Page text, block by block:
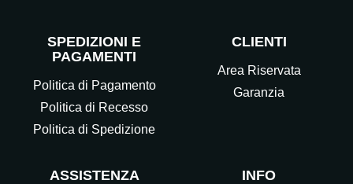
SPEDIZIONI E
PAGAMENTI
Politica di Pagamento
Politica di Recesso
Politica di Spedizione
CLIENTI
Area Riservata
Garanzia
ASSISTENZA INFO